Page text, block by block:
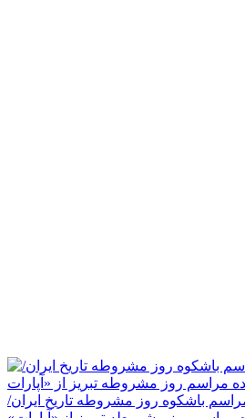
باشکوه روز مشروطه تاریخ ایران/